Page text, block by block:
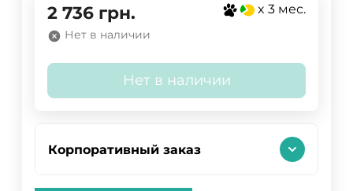
2 736 грн. x 3 мес.
Нет в наличии
Нет в наличии
Корпоративный заказ